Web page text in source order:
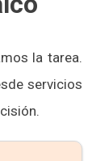
la tarea.
servicios